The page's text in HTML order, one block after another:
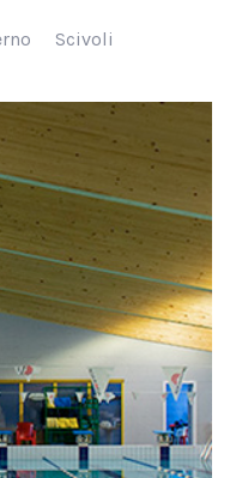
Scivoli